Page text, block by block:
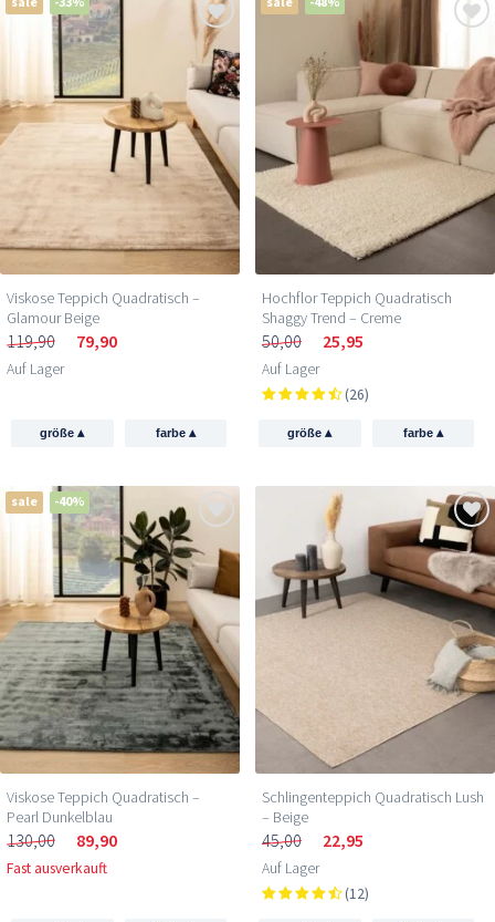
Viskose Teppich Quadratisch –
Glamour Beige
119,90 79,90
Auf Lager
größe▴ farbe ▴
Hochflor Teppich Quadratisch
Shaggy Trend – Creme
50,00 25,95
Auf Lager
(26)
größe▴ farbe ▴
sale -40%
Viskose Teppich Quadratisch –
Pearl Dunkelblau
130,00 89,90
Fast ausverkauft
Schlingenteppich Quadratisch Lush
– Beige
45,00 22,95
Auf Lager
(12)